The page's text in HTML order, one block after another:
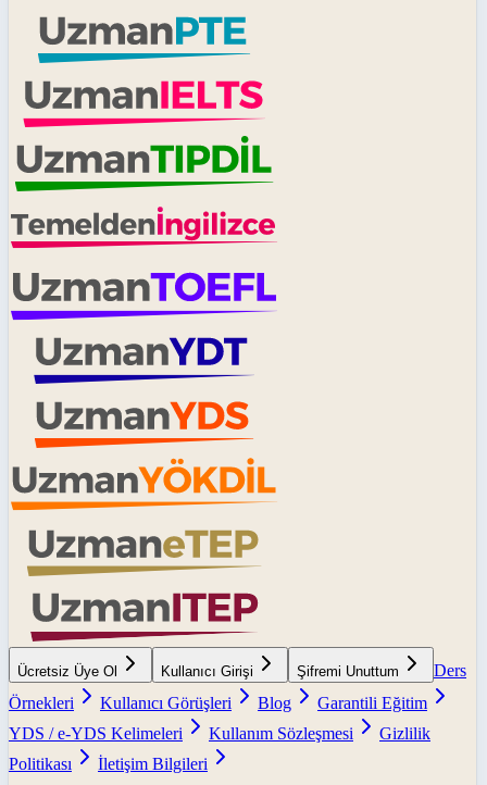
Ücretsiz Üye Ol Kullanıcı Girişi Şifremi Unuttum
Ders
Örnekleri
Kullanıcı Görüşleri Blog
Garantili Eğitim
YDS / e-YDS Kelimeleri
Kullanım Sözleşmesi
Gizlilik
Politikası
İletişim Bilgileri